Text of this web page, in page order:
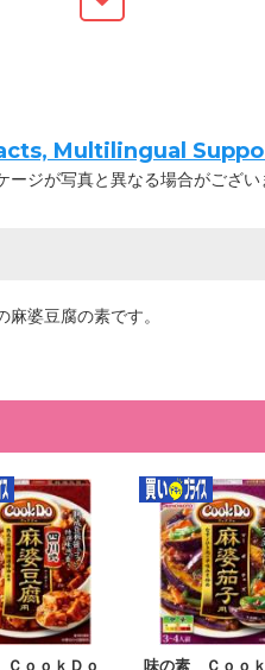
Multilingual
ジが写真と異なる場合がござい
婆豆腐の素です。
ｏｏｋＤｏ
味の素 Ｃｏｏ